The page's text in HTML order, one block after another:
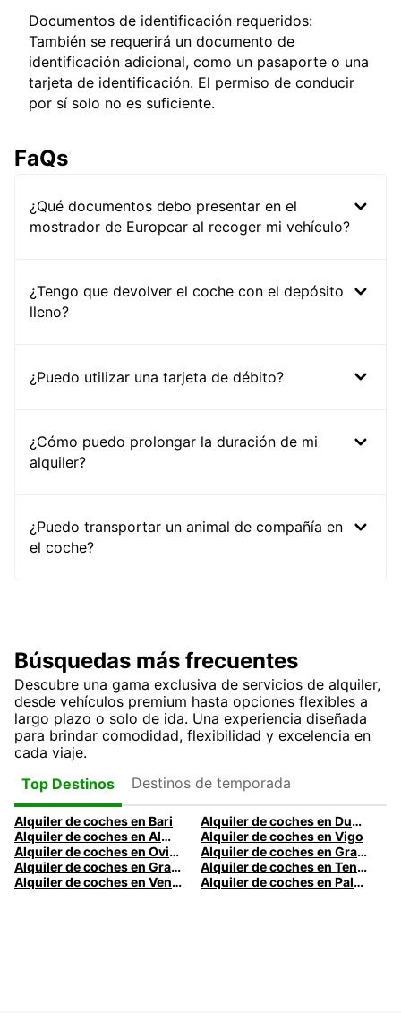
Documentos de identificación requeridos:
También se requerirá un documento de
identificación adicional, como un pasaporte o una
tarjeta de identificación. El permiso de conducir
por sí solo no es suficiente.
FaQs
¿Qué documentos debo presentar en el
mostrador de Europcar al recoger mi vehículo?
¿Tengo que devolver el coche con el depósito
lleno?
¿Puedo utilizar una tarjeta de débito?
¿Cómo puedo prolongar la duración de mi
alquiler?
¿Puedo transportar un animal de compañía en
el coche?
Búsquedas más frecuentes
Descubre una gama exclusiva de servicios de alquiler,
desde vehículos premium hasta opciones flexibles a
largo plazo o solo de ida. Una experiencia diseñada
para brindar comodidad, flexibilidad y excelencia en
cada viaje.
Top Destinos
Destinos de temporada
Alquiler de coches en Bari
Alquiler de coches en Dublín
Alquiler de coches en Almería
Alquiler de coches en Vigo
Alquiler de coches en Oviedo
Alquiler de coches en Granada
Alquiler de coches en Gran Canaria
Alquiler de coches en Tenerife
Alquiler de coches en Venecia
Alquiler de coches en Palermo